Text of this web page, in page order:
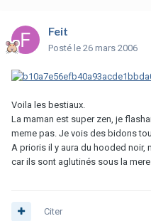
Feit
Posté le 26 mars 2006
Voila les bestiaux.
La maman est super zen, je
meme pas. Je vois des bidons
A prioris il y aura du hooded noir,
car ils sont aglutinés sous la mere.
Citer